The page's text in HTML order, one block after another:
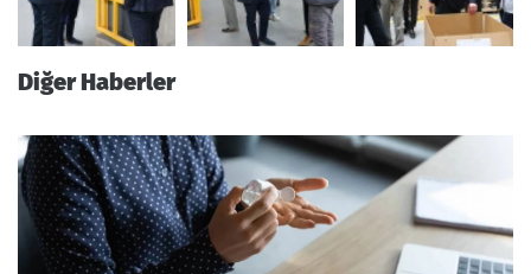
Diğer Haberler